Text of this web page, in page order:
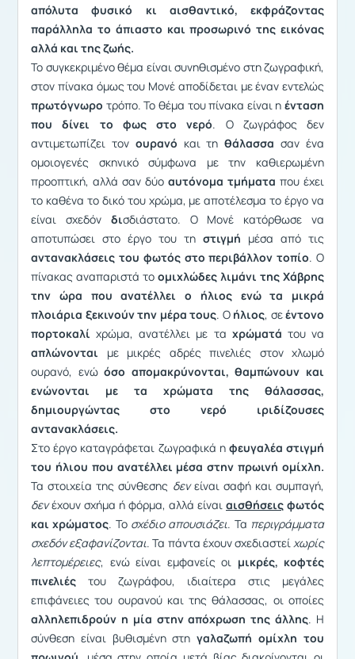
απόλυτα φυσικό κι αισθαντικό, εκφράζοντας
παράλληλα το άπιαστο και προσωρινό της εικόνας
αλλά και της ζωής.
Το συγκεκριμένο θέμα είναι συνηθισμένο στη ζωγραφική,
στον πίνακα όμως του Μονέ αποδίδεται με έναν εντελώς
πρωτόγνωρο τρόπο. Το θέμα του πίνακα είναι η ένταση
που δίνει το φως στο νερό. Ο ζωγράφος δεν
αντιμετωπίζει τον ουρανό και τηθάλασσα σαν ένα
ομοιογενές σκηνικό σύμφωνα με την καθιερωμένη
προοπτική, αλλά σαν δύο αυτόνομα τμήματα που έχει
το καθένα το δικό του χρώμα, με αποτέλεσμα το έργο να
είναι σχεδόν δισδιάστατο. Ο Μονέ κατόρθωσε να
αποτυπώσει στο έργο του τη στιγμή μέσα από τις
αντανακλάσεις του φωτός στο περιβάλλον τοπίο. Ο
πίνακας αναπαριστά το ομιχλώδες λιμάνι της Χάβρης
την ώρα που ανατέλλει ο ήλιος ενώ τα μικρά
πλοιάρια ξεκινούν την μέρα τους. Ο ήλιος, σεέντονο
πορτοκαλί χρώμα, ανατέλλει με τα χρώματά του να
απλώνονται με μικρές αδρές πινελιές στον χλωμό
ουρανό, ενώόσο απομακρύνονται, θαμπώνουν και
ενώνονται με τα χρώματα της θάλασσας,
δημιουργώντας στο νερό ιριδίζουσες
αντανακλάσεις.
Στο έργο καταγράφεται ζωγραφικά η φευγαλέα στιγμή
του ήλιου που ανατέλλει μέσα στην πρωινή ομίχλη.
Τα στοιχεία της σύνθεσης δενείναι σαφή και συμπαγή,
δενέχουν σχήμα ή φόρμα, αλλά είναι αισθήσεις φωτός
και χρώματος. Το σχέδιο απουσιάζει. Τα περιγράμματα
σχεδόν εξαφανίζονται. Τα πάντα έχουν σχεδιαστείχωρίς
λεπτομέρειες, ενώ είναι εμφανείς οι μικρές, κοφτές
πινελιές του ζωγράφου, ιδιαίτερα στις μεγάλες
επιφάνειες του ουρανού και της θάλασσας, οι οποίες
αλληλεπιδρούν η μία στην απόχρωση της άλλης. Η
σύνθεση είναι βυθισμένη στηγαλαζωπή ομίχλη του